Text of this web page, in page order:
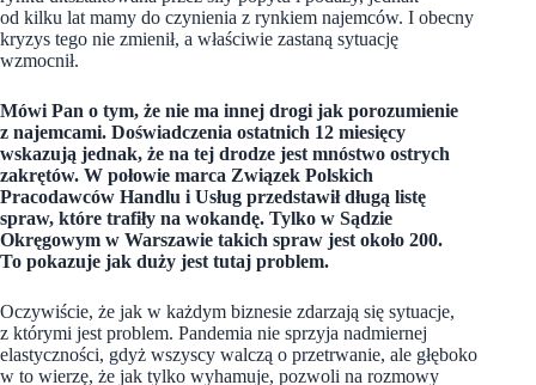
od kilku lat mamy do czynienia z rynkiem najemców. I obecny
kryzys tego nie zmienił, a właściwie zastaną sytuację
wzmocnił.
Mówi Pan o tym, że nie ma innej drogi jak porozumienie
z najemcami. Doświadczenia ostatnich 12 miesięcy
wskazują jednak, że na tej drodze jest mnóstwo ostrych
zakrętów. W połowie marca Związek Polskich
Pracodawców Handlu i Usług przedstawił długą listę
spraw, które trafiły na wokandę. Tylko w Sądzie
Okręgowym w Warszawie takich spraw jest około 200.
To pokazuje jak duży jest tutaj problem.
Oczywiście, że jak w każdym biznesie zdarzają się sytuacje,
z którymi jest problem. Pandemia nie sprzyja nadmiernej
elastyczności, gdyż wszyscy walczą o przetrwanie, ale głęboko
w to wierzę, że jak tylko wyhamuje, pozwoli na rozmowy